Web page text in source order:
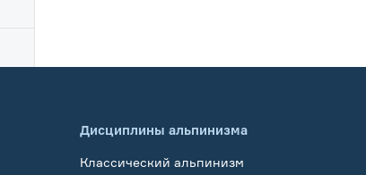
Дисциплины альпинизма
Классический альпинизм